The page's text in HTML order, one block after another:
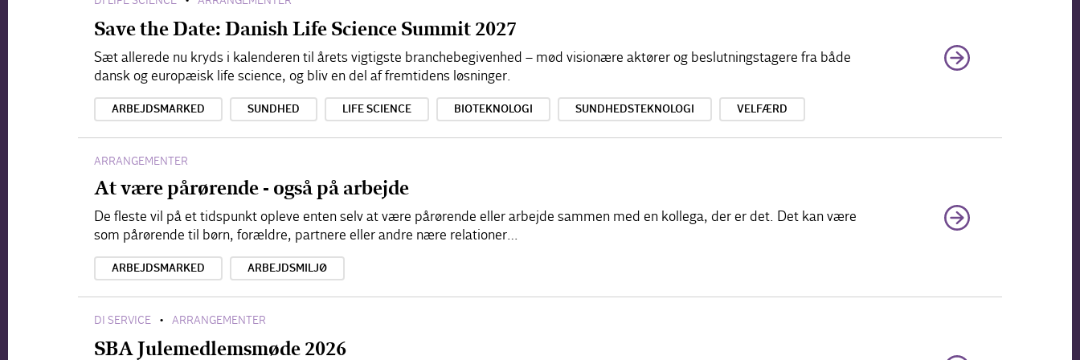
Save the Date: Danish Life Science Summit 2027
Sæt allerede nu kryds i kalenderen til årets vigtigste branchebegivenhed – mød visionære aktører og beslutningstagere fra både
dansk og europæisk life science, og bliv en del af fremtidens løsninger.
ARBEJDSMARKED SUNDHED LIFE SCIENCE BIOTEKNOLOGI SUNDHEDSTEKNOLOGI VELFÆRD
ARRANGEMENTER
At være pårørende - også på arbejde
De fleste vil på et tidspunkt opleve enten selv at være pårørende eller arbejde sammen med en kollega, der er det. Det kan være
som pårørende til børn, forældre, partnere eller andre nære relationer…
ARBEJDSMARKED ARBEJDSMILJØ
DI SERVICE • ARRANGEMENTER
SBA Julemedlemsmøde 2026